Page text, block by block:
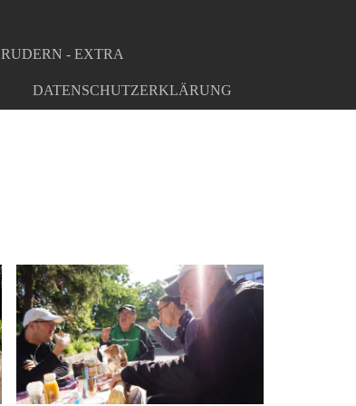
RUDERN - EXTRA
DATENSCHUTZERKLÄRUNG